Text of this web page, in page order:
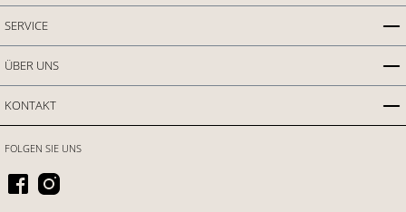
SERVICE
ÜBER UNS
KONTAKT
FOLGEN SIE UNS